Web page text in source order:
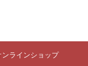
ンラインショップ